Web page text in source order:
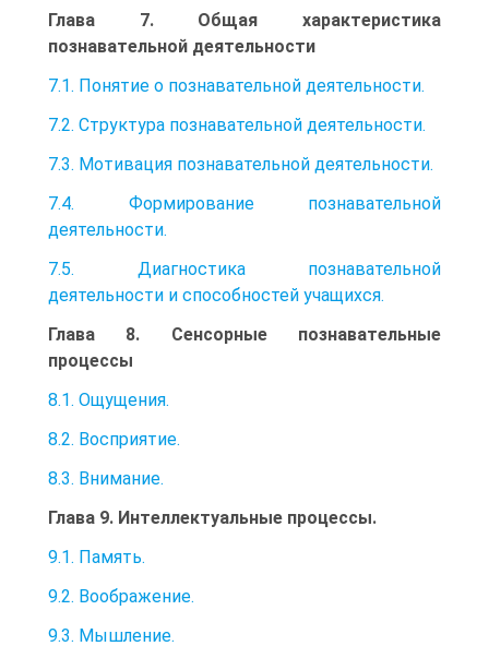
Глава 7. Общая характеристика
познавательной деятельности
7.1. Понятие о познавательной деятельности.
7.2. Структура познавательной деятельности.
7.3. Мотивация познавательной деятельности.
7.4. Формирование познавательной
деятельности.
7.5. Диагностика познавательной
деятельности и способностей учащихся.
Глава 8. Сенсорные познавательные
процессы
8.1. Ощущения.
8.2. Восприятие.
8.3. Внимание.
Глава 9. Интеллектуальные процессы.
9.1. Память.
9.2. Воображение.
9.3. Мышление.